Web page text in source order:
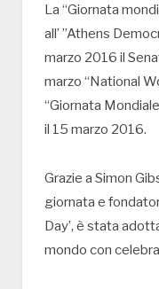
La “Giornata
all’ ”Athens
marzo 2016 il
marzo “National
“Giornata
il 15 marzo 2016.
Grazie a Simon
giornata e
Day’, è stata
mondo con